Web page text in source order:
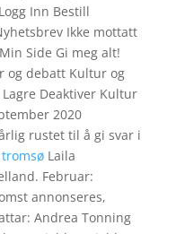
Inn Bestill
Ikke mottatt
Side Gi meg alt!
og debatt Kultur og
Deaktiver Kultur
2020
rustet til å gi svar i
Laila
Februar:
annonseres,
Andrea Tonning